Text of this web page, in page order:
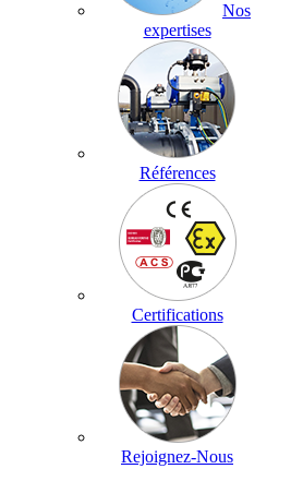
Nos
expertises
Références
Certifications
Rejoignez-Nous